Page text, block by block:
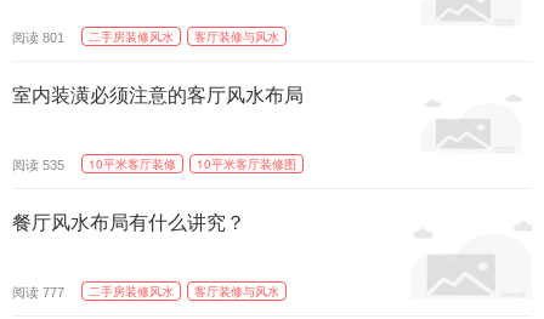
阅读 801 二手房装修风水 客厅装修与风水
室内装潢必须注意的客厅风水布局
阅读 535 10平米客厅装修 10平米客厅装修图
餐厅风水布局有什么讲究？
阅读 777 二手房装修风水 客厅装修与风水